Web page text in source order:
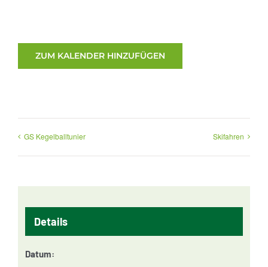
ZUM KALENDER HINZUFÜGEN
GS Kegelballtunier Skifahren
Details
Datum: